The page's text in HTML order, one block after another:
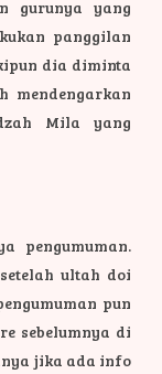
gurunya yang
panggilan
dia diminta
mendengarkan
Mila yang
pengumuman.
ultah doi
pun
sebelumnya di
jika ada info